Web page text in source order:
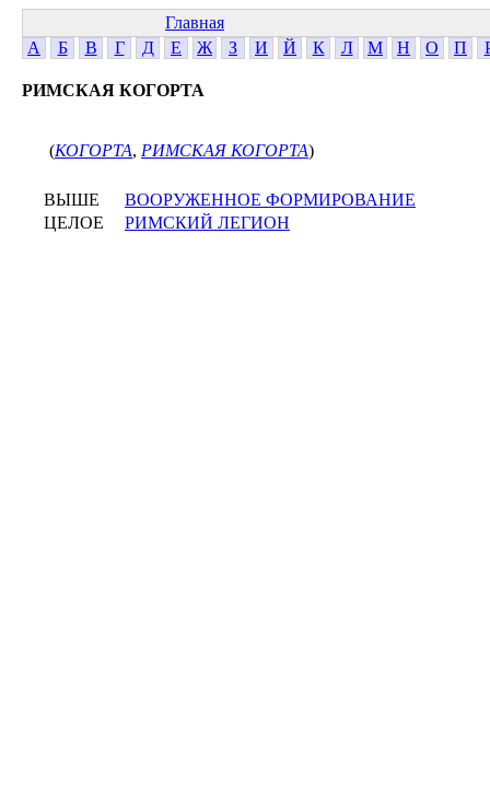
Главная
А
Б В Г Д Е Ж З И Й К Л М Н О П
РИМСКАЯ КОГОРТА
(КОГОРТА, РИМСКАЯ КОГОРТА)
ВЫШЕ
ВООРУЖЕННОЕ ФОРМИРОВАНИЕ
ЦЕЛОЕ
РИМСКИЙ ЛЕГИОН